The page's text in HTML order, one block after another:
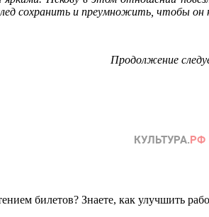
сохранить и преумножить, чтобы он
Продолжение
билетов? Знаете, как улучшить